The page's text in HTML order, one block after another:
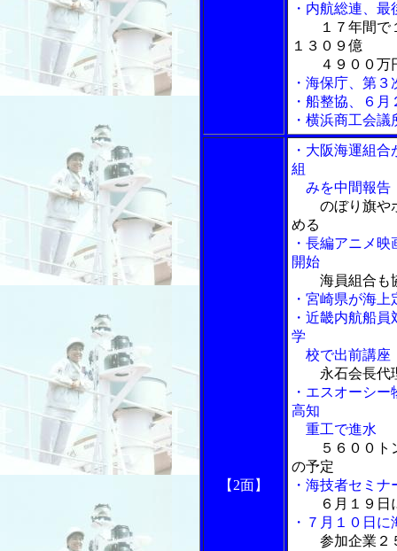
・内航総連、
１７年間
１３０９億
４９００万
・海保庁、第
・船整協、６
・横浜商工会
【2面】
・大阪海運組
組
みを中間報告
のぼり旗や
める
・長編アニメ
開始
海員組合も
・宮崎県が海
・近畿内航船
学
校で出前講座
永石会長代
・エスオーシ
高知
重工で進水
５６００
の予定
・海技者セミ
６月１９日
・７月１０日
参加企業２